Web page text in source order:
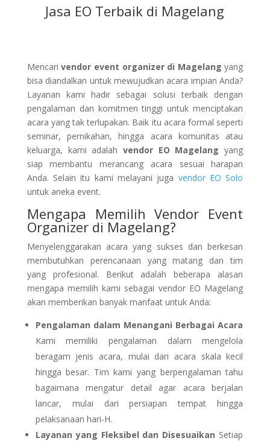
Jasa EO Terbaik di Magelang
Mencarivendor event organizer di Magelang yang
bisa diandalkan untuk mewujudkan acara impian Anda?
Layanan kami hadir sebagai solusi terbaik dengan
pengalaman dan komitmen tinggi untuk menciptakan
acara yang tak terlupakan. Baik itu acara formal seperti
seminar, pernikahan, hingga acara komunitas atau
keluarga, kami adalah vendor EO Magelang yang
siap membantu merancang acara sesuai harapan
Anda. Selain itu kami melayani juga vendor EO Solo
untuk aneka event.
Mengapa Memilih Vendor Event
Organizer di Magelang?
Menyelenggarakan acara yang sukses dan berkesan
membutuhkan perencanaan yang matang dan tim
yang profesional. Berikut adalah beberapa alasan
mengapa memilih kami sebagai vendor EO Magelang
akan memberikan banyak manfaat untuk Anda:
Pengalaman dalam Menangani Berbagai Acara
Kami memiliki pengalaman dalam mengelola
beragam jenis acara, mulai dari acara skala kecil
hingga besar. Tim kami yang berpengalaman tahu
bagaimana mengatur detail agar acara berjalan
lancar, mulai dari persiapan tempat hingga
pelaksanaan hari-H.
Layanan yang Fleksibel dan Disesuaikan Setiap